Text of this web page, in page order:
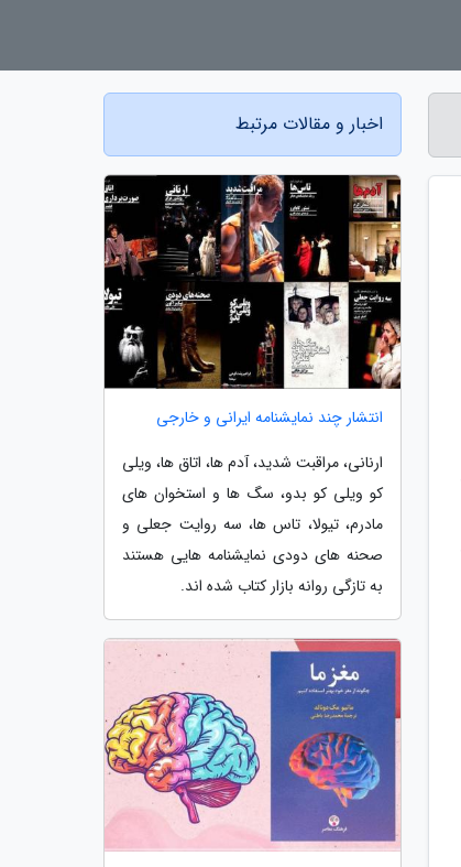
اخبار و مقالات مرتبط
انتشار چند نمایشنامه ایرانی و خارجی
ارنانی، مراقبت شدید، آدم ها، اتاق ها، ویلی
کو ویلی کو بدو، سگ ها و استخوان های
مادرم، تیولا، تاس ها، سه روایت جعلی و
صحنه های دودی نمایشنامه هایی هستند
به تازگی روانه بازار کتاب شده اند.